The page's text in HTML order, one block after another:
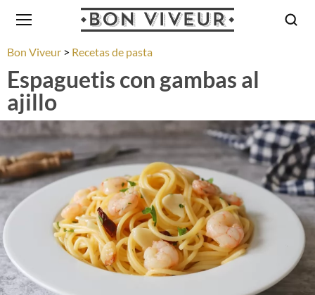
Bon Viveur Recetas de pasta
Espaguetis con gambas al
ajillo